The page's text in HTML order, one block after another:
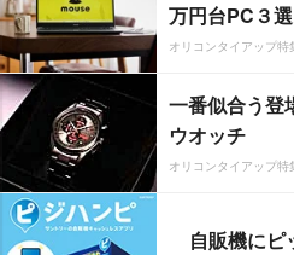
万円台PC３選
オリコンタイアップ特
一番似合う
ウオッチ
オリコンタイアップ特
自販機にピ